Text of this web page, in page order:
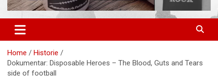
Home
Historie
Dokumentar: Disposable Heroes – The Blood, Guts and Tears
side of football